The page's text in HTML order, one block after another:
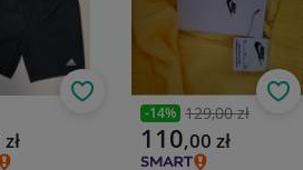
cena
zł
Obserwuj
Poprzednia cena
-14% 129,00 zł
Aktualna cena
110,00 zł